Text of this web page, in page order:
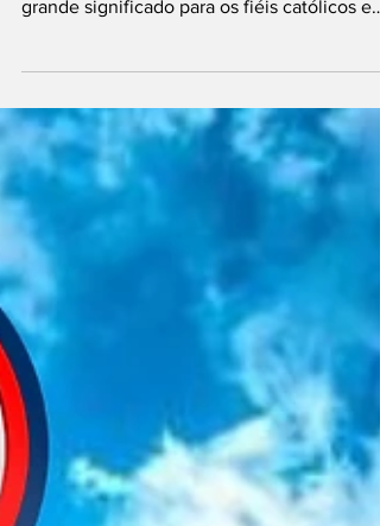
celebrado em 13 de junho, é uma data de
para a cidade de Mirai, em Minas Gerais, que
Santo Antônio nasceu em Lisboa, Portugal,
por volta de 1195, com o nome de Fernando
de Bulhões. Ainda jovem, ingressou na vida
religiosa e, mais tarde, tornou-se frade
franciscano. Destacou-se por sua grande
sabedoria, eloquência na pregação e
dedicação aos pobres e necess